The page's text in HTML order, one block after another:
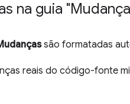
na guia
são formatadas
reais do código-fonte